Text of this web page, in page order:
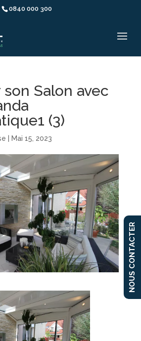
0840 000 300
Salon avec
(3)
Mai 15, 2023
NOUS CONTACTER